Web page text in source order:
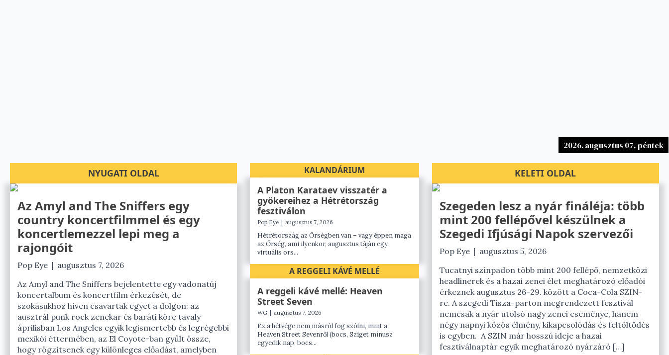
2026. augusztus 07, péntek
NYUGATI OLDAL
Az Amyl and The Sniffers egy
country koncertfilmmel és egy
koncertlemezzel lepi meg a
rajongóit
Pop Eye | augusztus 7, 2026
Az Amyl and The Sniffers bejelentette egy vadonatúj
koncertalbum és koncertfilm érkezését, de
szokásukhoz híven csavartak egyet a dolgon: az
ausztrál punk rock zenekar és baráti köre tavaly
áprilisban Los Angeles egyik legismertebb és legrégebbi
mexikói éttermében, az El Coyote-ban gyűlt össze,
hogy rögzítsenek egy különleges előadást, amelyben
KALANDÁRIUM
A Platon Karataev visszatér a
gyökereihez a Hétrétország
fesztiválon
Pop Eye augusztus 7, 2026
Hétrétország az Őrségben van – vagy éppen maga
az Őrség, ami ilyenkor, augusztus táján egy
virtuális ors...
A REGGELI KÁVÉ MELLÉ
A reggeli kávé mellé: Heaven
Street Seven
WG augusztus 7, 2026
Ez a hétvége nem másról fog szólni, mint a
Heaven Street Sevenről (bocs, Sziget mínusz
egyedik nap, bocs...
KELETI OLDAL
Szegeden lesz a nyár fináléja: több
mint 200 fellépővel készülnek a
Szegedi Ifjúsági Napok szervezői
Pop Eye | augusztus 5, 2026
Tucatnyi színpadon több mint 200 fellépő, nemzetközi
headlinerek és a hazai zenei élet meghatározó előadói
érkeznek augusztus 26–29. között a Coca-Cola SZIN-
re. A szegedi Tisza-parton megrendezett fesztivál
nemcsak a nyár utolsó nagy zenei eseménye, hanem
négy napnyi közös élmény, kikapcsolódás és feltöltődés
is egyben. A SZIN már hosszú ideje a hazai
fesztiválnaptár egyik meghatározó nyárzáró […]